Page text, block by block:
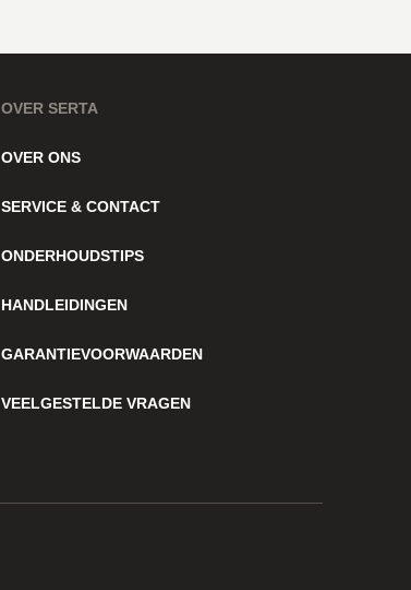
OVER SERTA
OVER ONS
SERVICE & CONTACT
ONDERHOUDSTIPS
HANDLEIDINGEN
GARANTIEVOORWAARDEN
VEELGESTELDE VRAGEN